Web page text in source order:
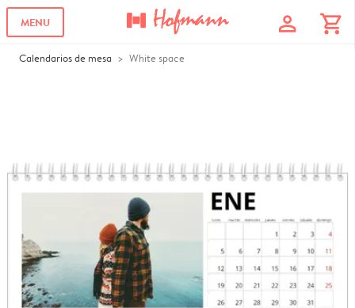
MENU profile shopping_cart
Calendarios de mesa White space